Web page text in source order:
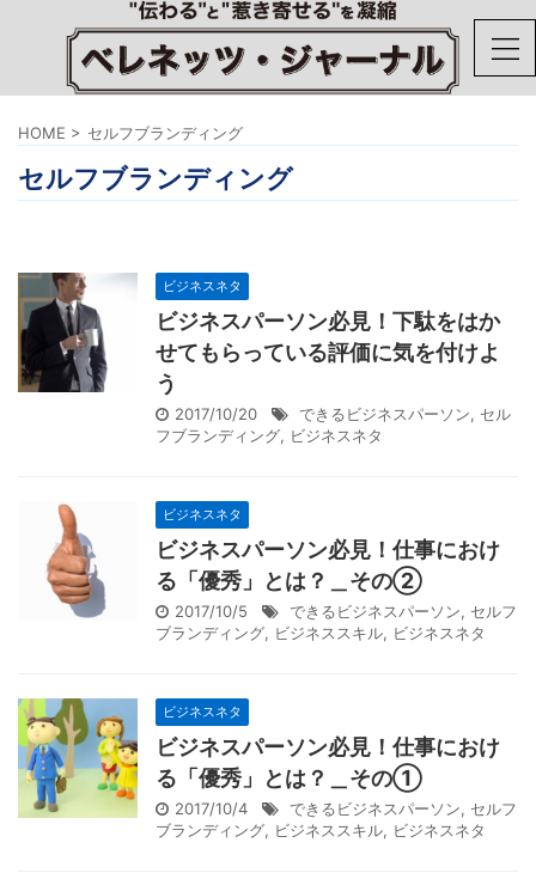
HOME > セルフブランディング
セルフブランディング
ビジネスネタ
ビジネスパーソン必見！下駄をはか
せてもらっている評価に気を付けよ
う
2017/10/20 できるビジネスパーソン, セル
フブランディング, ビジネスネタ
ビジネスネタ
ビジネスパーソン必見！仕事におけ
る「優秀」とは？＿その②
2017/10/5 できるビジネスパーソン, セルフ
ブランディング, ビジネススキル, ビジネスネタ
ビジネスネタ
ビジネスパーソン必見！仕事におけ
る「優秀」とは？＿その①
2017/10/4 できるビジネスパーソン, セルフ
ブランディング, ビジネススキル, ビジネスネタ